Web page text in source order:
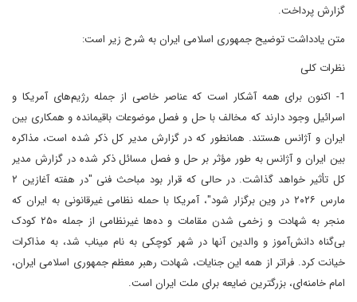
گزارش پرداخت.
متن یادداشت توضیح جمهوری اسلامی ایران به شرح زیر است:
نظرات کلی
1- اکنون برای همه آشکار است که عناصر خاصی از جمله رژیم‌های آمریکا و
اسرائیل وجود دارند که مخالف با حل و فصل موضوعات باقیمانده و همکاری بین
ایران و آژانس هستند. همانطور که در گزارش مدیر کل ذکر شده است، مذاکره
بین ایران و آژانس به طور مؤثر بر حل و فصل مسائل ذکر شده در گزارش مدیر
کل تأثیر خواهد گذاشت. در حالی که قرار بود مباحث فنی "در هفته آغازین ۲
مارس ۲۰۲۶ در وین برگزار شود"، آمریکا با حمله نظامی غیرقانونی به ایران که
منجر به شهادت و زخمی شدن مقامات و ده‌ها غیرنظامی از جمله ۲۵۰ کودک
بی‌گناه دانش‌آموز و والدین آنها در شهر کوچکی به نام میناب شد، به مذاکرات
خیانت کرد. فراتر از همه این جنایات، شهادت رهبر معظم جمهوری اسلامی ایران،
امام خامنه‌ای، بزرگترین ضایعه برای ملت ایران است.